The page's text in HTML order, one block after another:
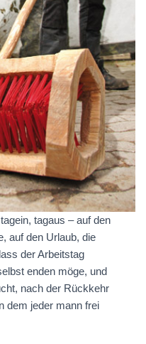
tagaus – auf den
auf den Urlaub, die
der Arbeitstag
enden möge, und
nach der Rückkehr
dem jeder­ mann frei